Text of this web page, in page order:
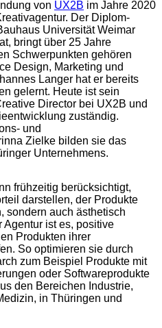
von UX2B im Jahre 2020
Der Diplom-
Universität Weimar
bringt über 25 Jahre
Schwerpunkten gehören
Design, Marketing und
Langer hat er bereits
gelernt. Heute ist sein
Director bei UX2B und
zuständig.
und
Zielke bilden sie das
Unternehmens.
frühzeitig berücksichtigt,
darstellen, der Produkte
sondern auch ästhetisch
Agentur ist es, positive
Produkten ihrer
So optimieren sie durch
zum Beispiel Produkte mit
oder Softwareprodukte
den Bereichen Industrie,
in Thüringen und